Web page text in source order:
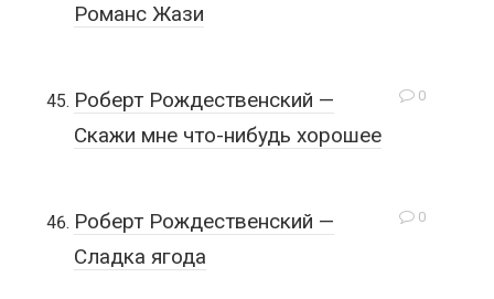
Романс Жази
0
Роберт Рождественский —
Скажи мне что-нибудь хорошее
0
Роберт Рождественский —
Сладка ягода